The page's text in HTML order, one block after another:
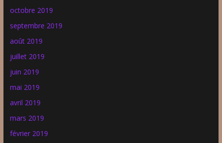
octobre 2019
septembre 2019
août 2019
juillet 2019
juin 2019
mai 2019
avril 2019
mars 2019
février 2019